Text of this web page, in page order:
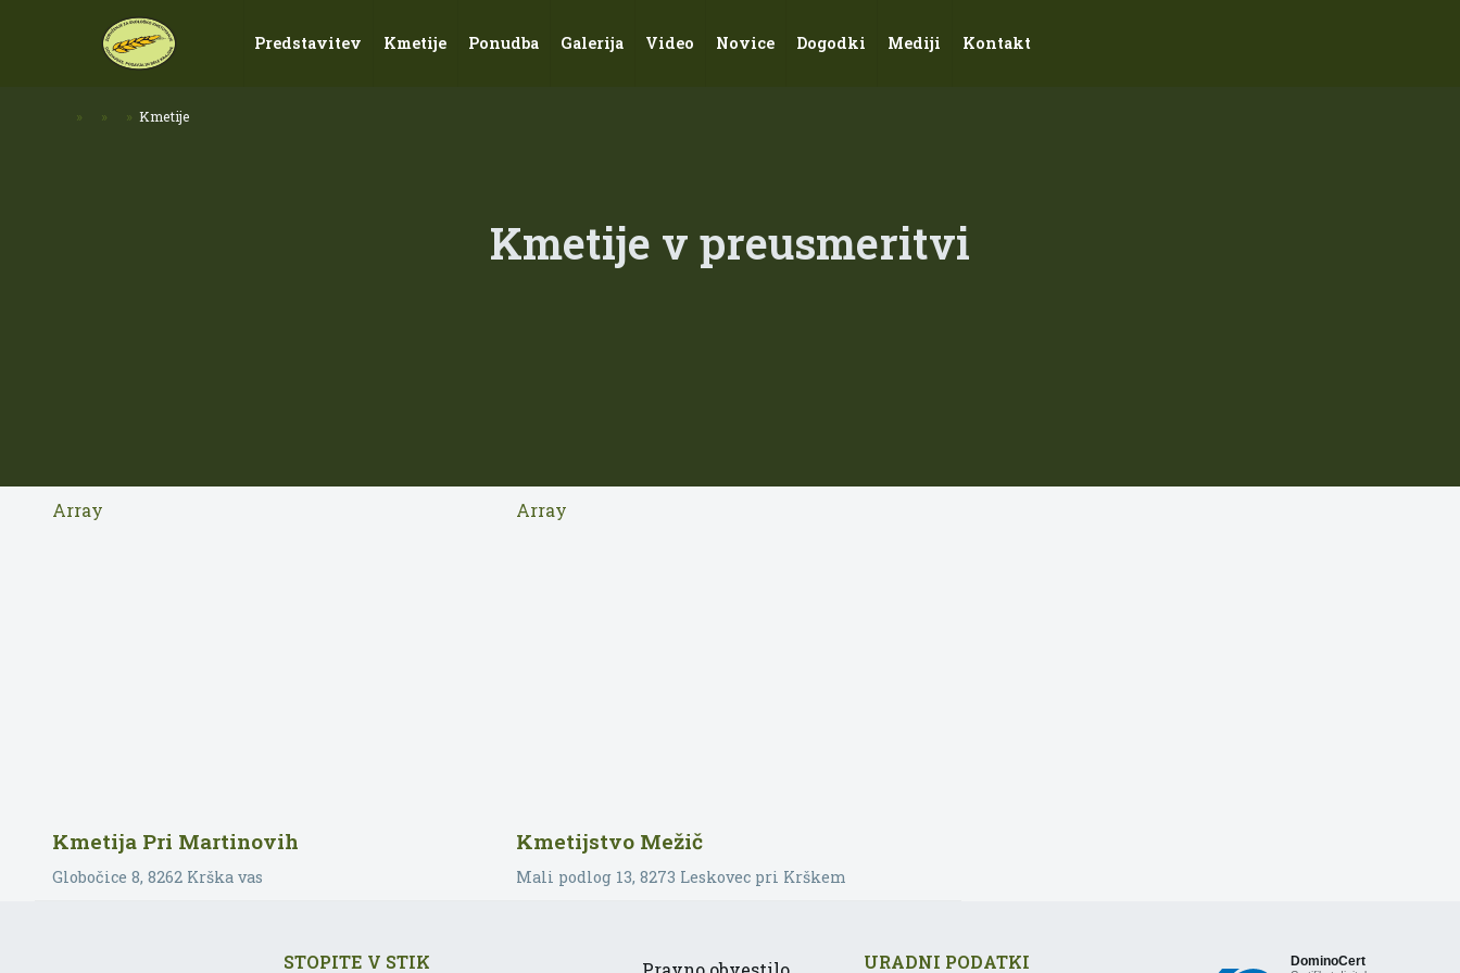
Predstavitev Kmetije Ponudba Galerija Video Novice Dogodki Mediji Kontakt
» » » Kmetije
Kmetije v preusmeritvi
Array
Kmetija Pri Martinovih
Globočice 8, 8262 Krška vas
Array
Kmetijstvo Mežič
Mali podlog 13, 8273 Leskovec pri Krškem
STOPITE V STIK URADNI PODATKI DominoCert